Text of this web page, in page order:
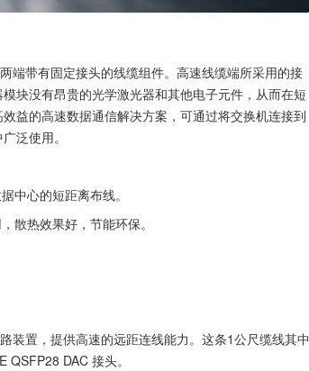
端带有固定接头的线缆组件。高速线缆端所采用的接
块没有昂贵的光学激光器和其他电子元件，从而在短
益的高速数据通信解决方案，可通过将交换机连接到
泛使用。
中心的短距离布线。
散热效果好，节能环保。
装置，提供高速的远距连线能力。这条1公尺缆线其中
DAC 接头。